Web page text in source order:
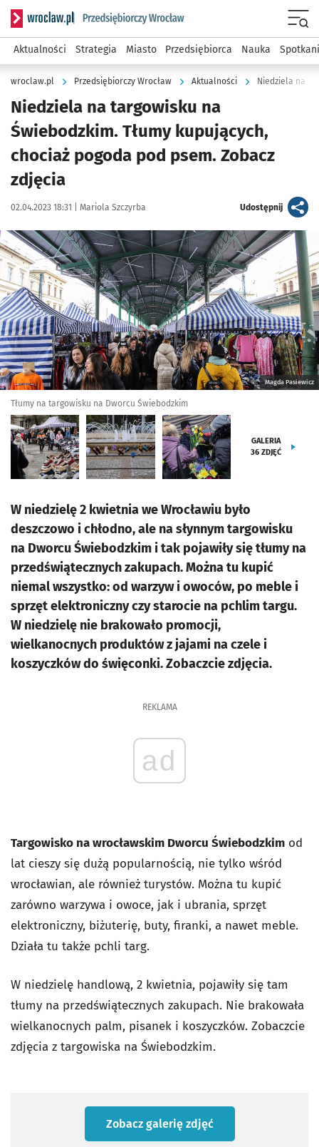
Serwis informacyjny wroclaw.pl podserwis: Strategia
Aktualności Strategia Miasto Przedsiębiorca Nauka
wroclaw.pl Przedsiębiorczy Wrocław Aktualności
Niedziela na targowisku na
Świebodzkim. Tłumy kupujących,
chociaż pogoda pod psem. Zobacz
zdjęcia
Data publikacji:
02.04.2023 18:31 | Autor:
Mariola Szczyrba Udostępnijartykuł
Kliknij, aby zobaczyć galerię
Magda Pasiewicz
Tłumy na targowisku na Dworcu Świebodzkim
GALERIA
36 ZDJĘĆ
W niedzielę 2 kwietnia we Wrocławiu było
deszczowo i chłodno, ale na słynnym targowisku
na Dworcu Świebodzkim i tak pojawiły się tłumy na
przedświątecznych zakupach. Można tu kupić
niemal wszystko: od warzyw i owoców, po meble i
sprzęt elektroniczny czy starocie na pchlim targu.
W niedzielę nie brakowało promocji,
wielkanocnych produktów z jajami na czele i
koszyczków do święconki. Zobaczcie zdjęcia.
REKLAMA
ad
Targowisko na wrocławskim Dworcu Świebodzkim od
lat cieszy się dużą popularnością, nie tylko wśród
wrocławian, ale również turystów. Można tu kupić
zarówno warzywa i owoce, jak i ubrania, sprzęt
elektroniczny, biżuterię, buty, firanki, a nawet meble.
Działa tu także pchli targ.
W niedzielę handlową, 2 kwietnia, pojawiły się tam
tłumy na przedświątecznych zakupach. Nie brakowała
wielkanocnych palm, pisanek i koszyczków. Zobaczcie
zdjęcia z targowiska na Świebodzkim.
Zobacz galerię zdjęć